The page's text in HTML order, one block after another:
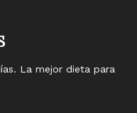
La mejor dieta para